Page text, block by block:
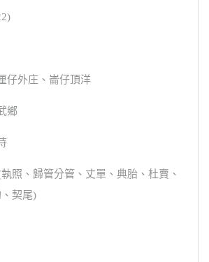
仔外庄、崙仔頂洋
鄉
照、歸管分管、丈單、典胎、杜賣、
契尾)